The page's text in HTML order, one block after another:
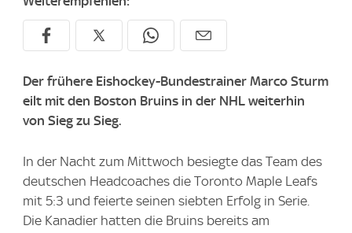
Der frühere Eishockey-Bundestrainer Marco Sturm
eilt mit den Boston Bruins in der NHL weiterhin
von Sieg zu Sieg.
In der Nacht zum Mittwoch besiegte das Team des
deutschen Headcoaches die Toronto Maple Leafs
mit 5:3 und feierte seinen siebten Erfolg in Serie.
Die Kanadier hatten die Bruins bereits am